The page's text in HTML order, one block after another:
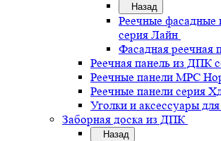
Назад
Реечные
серия Лайн
Фасадная реечная
Реечная панель из ДПК
Реечные панели MPC
Реечные панели серия
Уголки и аксессуары
Заборная доска из ДПК
Назад